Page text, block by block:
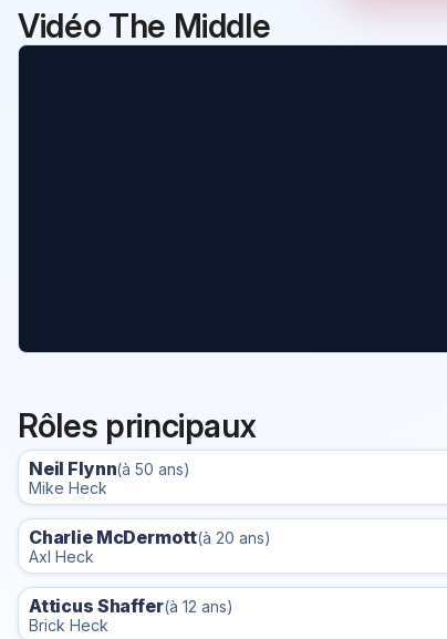
Vidéo The Middle
Rôles principaux
Neil Flynn(à 50 ans)
Mike Heck
Charlie McDermott(à 20 ans)
Axl Heck
Atticus Shaffer(à 12 ans)
Brick Heck